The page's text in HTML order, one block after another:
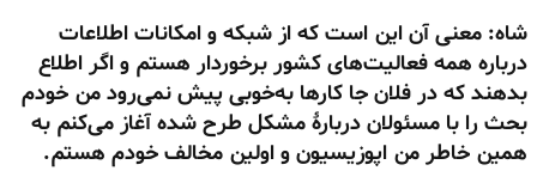
شاه: معنی آن این است که از شبکه و امکانات اطلاعات
درباره همه فعالیت‌های کشور برخوردار هستم و اگر اطلاع
بدهند که در فلان جا کارها به‌خوبی پیش نمی‌رود من خودم
بحث را با مسئولان دربارهٔ مشکل طرح شده آغاز می‌کنم به
همین خاطر من اپوزیسیون و اولین مخالف خودم هستم.